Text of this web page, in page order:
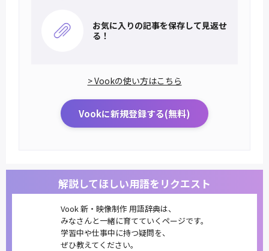
お気に入りの記事を保存して見返せ
る！
> Vookの使い方はこちら
Vookに新規登録する(無料)
解説してほしい用語をリクエスト
Vook 新・映像制作 用語辞典は、
みなさんと一緒に育てていくページです。
学習中や仕事中に持つ疑問を、
ぜひ教えてください。